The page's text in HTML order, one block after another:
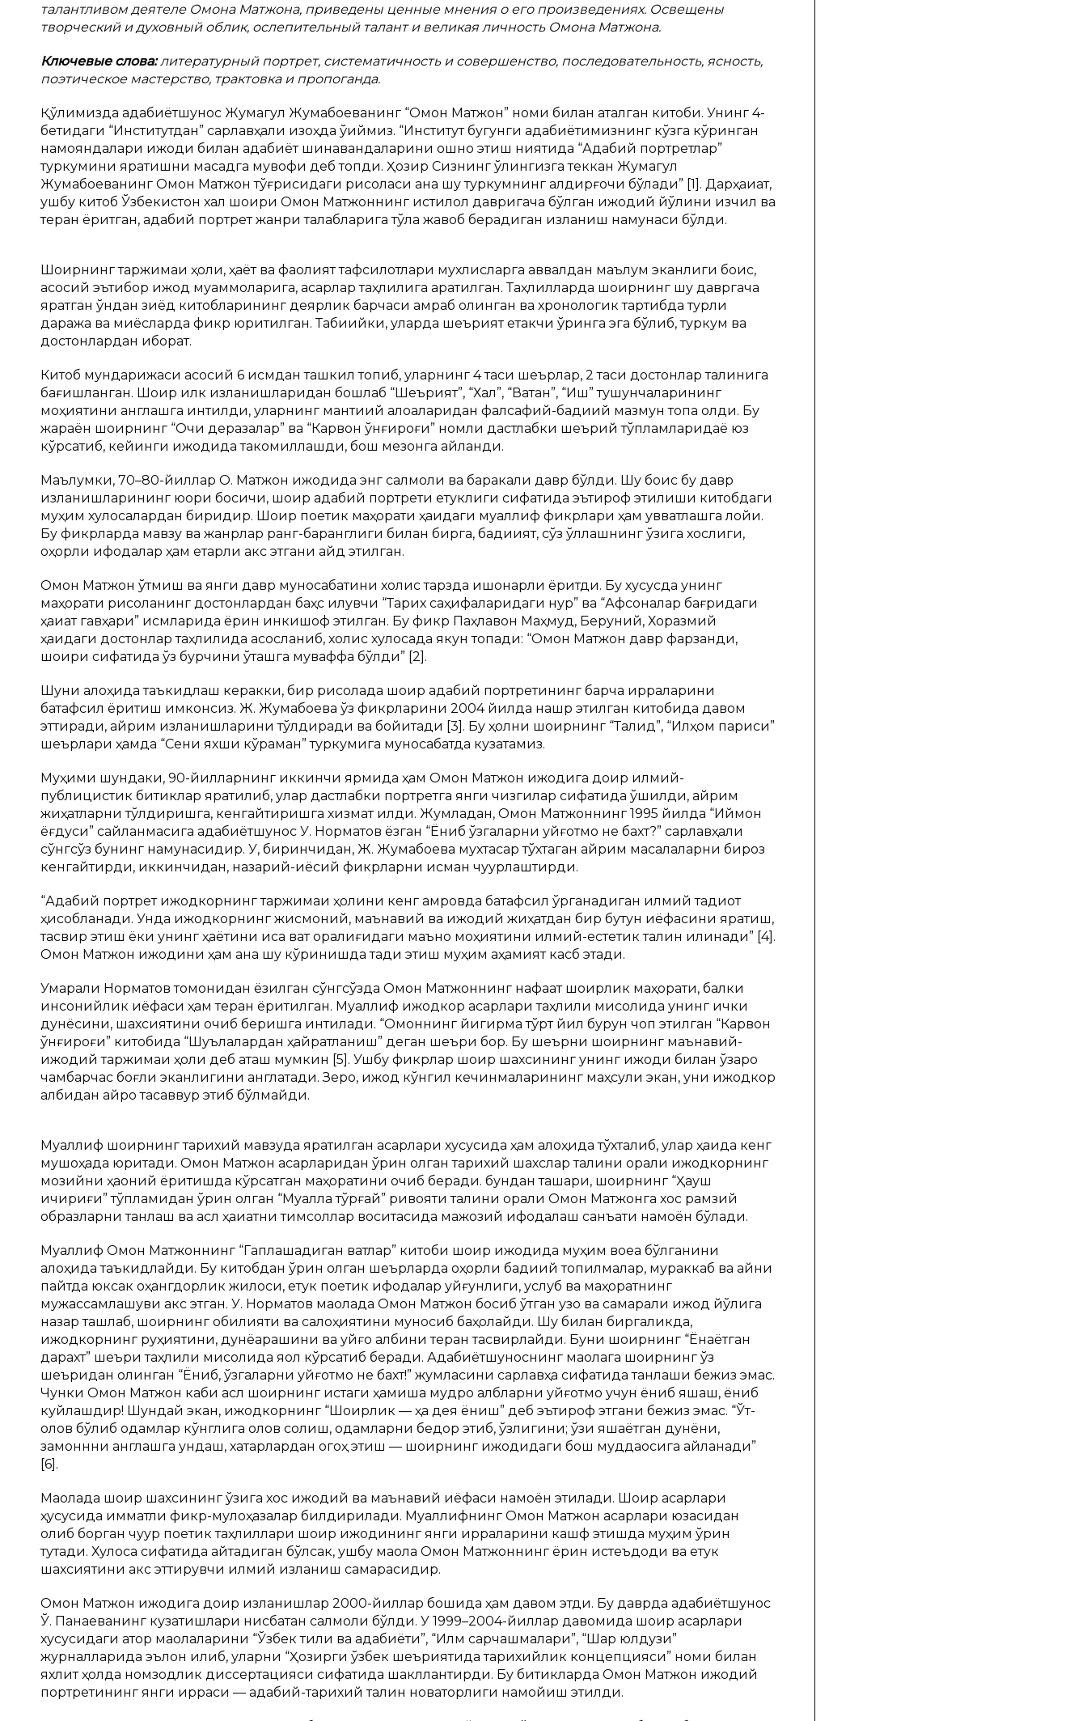
талантливом деятеле Омона Матжона, приведены ценные мнения о его произведениях. Освещены
творческий и духовный облик, ослепительный талант и великая личность Омона Матжона.
Ключевые слова:литературный портрет, систематичность и совершенство, последовательность, ясность,
поэтическое мастерство, трактовка и пропоганда.
Қўлимизда адабиётшунос Жумагул Жумабоеванинг “Омон Матжон” номи билан аталган китоби. Унинг 4-
бетидаги “Институтдан” сарлавҳали изоҳда ўқиймиз. “Институт бугунги адабиётимизнинг кўзга кўринган
намояндалари ижоди билан адабиёт шинавандаларини ошно этиш ниятида “Адабий портретлар”
туркумини яратишни мақсадга мувофиқ деб топди. Ҳозир Сизнинг қўлингизга теккан Жумагул
Жумабоеванинг Омон Матжон тўғрисидаги рисоласи ана шу туркумнинг қалдирғочи бўлади” [1]. Дарҳақиқат,
ушбу китоб Ўзбекистон халқ шоири Омон Матжоннинг истиқлол давригача бўлган ижодий йўлини изчил ва
теран ёритган, адабий портрет жанри талабларига тўла жавоб берадиган изланиш намунаси бўлди.
Шоирнинг таржимаи ҳоли, ҳаёт ва фаолият тафсилотлари мухлисларга аввалдан маълум эканлиги боис,
асосий эътибор ижод муаммоларига, асарлар таҳлилига қаратилган. Таҳлилларда шоирнинг шу давргача
яратган ўндан зиёд китобларининг деярлик барчаси қамраб олинган ва хронологик тартибда турли
даража ва миқёсларда фикр юритилган. Табиийки, уларда шеърият етакчи ўринга эга бўлиб, туркум ва
достонлардан иборат.
Китоб мундарижаси асосий 6 қисмдан ташкил топиб, уларнинг 4 таси шеърлар, 2 таси достонлар талқинига
бағишланган. Шоир илк изланишларидан бошлаб “Шеърият”, “Халқ”, “Ватан”, “Ишқ” тушунчаларининг
моҳиятини англашга интилди, уларнинг мантиқий алоқаларидан фалсафий-бадиий мазмун топа олди. Бу
жараён шоирнинг “Очиқ деразалар” ва “Карвон қўнғироғи” номли дастлабки шеърий тўпламларидаёқ юз
кўрсатиб, кейинги ижодида такомиллашди, бош мезонга айланди.
Маълумки, 70–80-йиллар О. Матжон ижодида энг салмоқли ва баракали давр бўлди. Шу боис бу давр
изланишларининг юқори босқичи, шоир адабий портрети етуклиги сифатида эътироф этилиши китобдаги
муҳим хулосалардан биридир. Шоир поетик маҳорати ҳақидаги муаллиф фикрлари ҳам қувватлашга лойиқ.
Бу фикрларда мавзу ва жанрлар ранг-баранглиги билан бирга, бадиият, сўз қўллашнинг ўзига хослиги,
оҳорли ифодалар ҳам етарли акс этгани қайд этилган.
Омон Матжон ўтмиш ва янги давр муносабатини холис тарзда ишонарли ёритди. Бу хусусда унинг
маҳорати рисоланинг достонлардан баҳс қилувчи “Тарих саҳифаларидаги нур” ва “Афсоналар бағридаги
ҳақиқат гавҳари” қисмларида ёрқин инкишоф этилган. Бу фикр Паҳлавон Маҳмуд, Беруний, Хоразмий
ҳақидаги достонлар таҳлилида асосланиб, холис хулосада якун топади: “Омон Матжон давр фарзанди,
шоири сифатида ўз бурчини ўташга муваффақ бўлди” [2].
Шуни алоҳида таъкидлаш керакки, бир рисолада шоир адабий портретининг барча қирраларини
батафсил ёритиш имконсиз. Ж. Жумабоева ўз фикрларини 2004 йилда нашр этилган китобида давом
эттиради, айрим изланишларини тўлдиради ва бойитади [3]. Бу ҳолни шоирнинг “Тақлид”, “Илҳом париси”
шеърлари ҳамда “Сени яхши кўраман” туркумига муносабатда кузатамиз.
Муҳими шундаки, 90-йилларнинг иккинчи ярмида ҳам Омон Матжон ижодига доир илмий-
публицистик битиклар яратилиб, улар дастлабки портретга янги чизгилар сифатида қўшилди, айрим
жиҳатларни тўлдиришга, кенгайтиришга хизмат қилди. Жумладан, Омон Матжоннинг 1995 йилда “Иймон
ёғдуси” сайланмасига адабиётшунос У. Норматов ёзган “Ёниб ўзгаларни уйғотмоқ не бахт?” сарлавҳали
сўнгсўз бунинг намунасидир. У, биринчидан, Ж. Жумабоева мухтасар тўхтаган айрим масалаларни бироз
кенгайтирди, иккинчидан, назарий-қиёсий фикрларни қисман чуқурлаштирди.
“Адабий портрет ижодкорнинг таржимаи ҳолини кенг қамровда батафсил ўрганадиган илмий тадқиқот
ҳисобланади. Унда ижодкорнинг жисмоний, маънавий ва ижодий жиҳатдан бир бутун қиёфасини яратиш,
тасвир этиш ёки унинг ҳаётини қисқа вақт оралиғидаги маъно моҳиятини илмий-естетик талқин қилинади” [4].
Омон Матжон ижодини ҳам ана шу кўринишда тадқиқ этиш муҳим аҳамият касб этади.
Умарали Норматов томонидан ёзилган сўнгсўзда Омон Матжоннинг нафақат шоирлик маҳорати, балки
инсонийлик қиёфаси ҳам теран ёритилган. Муаллиф ижодкор асарлари таҳлили мисолида унинг ички
дунёсини, шахсиятини очиб беришга интилади. “Омоннинг йигирма тўрт йил бурун чоп этилган “Карвон
қўнғироғи” китобида “Шуълалардан ҳайратланиш” деган шеъри бор. Бу шеърни шоирнинг маънавий-
ижодий таржимаи ҳоли деб аташ мумкин [5]. Ушбу фикрлар шоир шахсининг унинг ижоди билан ўзаро
чамбарчас боғлиқ эканлигини англатади. Зеро, ижод кўнгил кечинмаларининг маҳсули экан, уни ижодкор
қалбидан айро тасаввур этиб бўлмайди.
Муаллиф шоирнинг тарихий мавзуда яратилган асарлари хусусида ҳам алоҳида тўхталиб, улар ҳақида кенг
мушоҳада юритади. Омон Матжон асарларидан ўрин олган тарихий шахслар талқини орқали ижодкорнинг
мозийни ҳаққоний ёритишда кўрсатган маҳоратини очиб беради. бундан ташқари, шоирнинг “Ҳаққуш
қичқириғи” тўпламидан ўрин олган “Муаллақ тўрғай” ривояти талқини орқали Омон Матжонга хос рамзий
образларни танлаш ва асл ҳақиқатни тимсоллар воситасида мажозий ифодалаш санъати намоён бўлади.
Муаллиф Омон Матжоннинг “Гаплашадиган вақтлар” китоби шоир ижодида муҳим воқеа бўлганини
алоҳида таъкидлайди. Бу китобдан ўрин олган шеърларда оҳорли бадиий топилмалар, мураккаб ва айни
пайтда юксак оҳангдорлик жилоси, етук поетик ифодалар уйғунлиги, услуб ва маҳоратнинг
мужассамлашуви акс этган. У. Норматов мақолада Омон Матжон босиб ўтган узоқ ва самарали ижод йўлига
назар ташлаб, шоирнинг қобилияти ва салоҳиятини муносиб баҳолайди. Шу билан биргаликда,
ижодкорнинг руҳиятини, дунёқарашини ва уйғоқ қалбини теран тасвирлайди. Буни шоирнинг “Ёнаётган
дарахт” шеъри таҳлили мисолида яққол кўрсатиб беради. Адабиётшуноснинг мақолага шоирнинг ўз
шеъридан олинган “Ёниб, ўзгаларни уйғотмоқ не бахт!” жумласини сарлавҳа сифатида танлаши бежиз эмас.
Чунки Омон Матжон каби асл шоирнинг истаги ҳамиша мудроқ қалбларни уйғотмоқ учун ёниб яшаш, ёниб
куйлашдир! Шундай экан, ижодкорнинг “Шоирлик — ҳақ дея ёниш” деб эътироф этгани бежиз эмас. “Ўт-
олов бўлиб одамлар кўнглига олов солиш, одамларни бедор этиб, ўзлигини; ўзи яшаётган дунёни,
замоннни англашга ундаш, хатарлардан огоҳ этиш — шоирнинг ижодидаги бош муддаосига айланади”
[6].
Mақолада шоир шахсининг ўзига хос ижодий ва маънавий қиёфаси намоён этилади. Шоир асарлари
ҳусусида қимматли фикр-мулоҳазалар билдирилади. Муаллифнинг Омон Матжон асарлари юзасидан
олиб борган чуқур поетик таҳлиллари шоир ижодининг янги қирраларини кашф этишда муҳим ўрин
тутади. Хулоса сифатида айтадиган бўлсак, ушбу мақола Омон Матжоннинг ёрқин истеъдоди ва етук
шахсиятини акс эттирувчи илмий изланиш самарасидир.
Омон Матжон ижодига доир изланишлар 2000-йиллар бошида ҳам давом этди. Бу даврда адабиётшунос
Ў. Панаеванинг кузатишлари нисбатан салмоқли бўлди. У 1999–2004-йиллар давомида шоир асарлари
хусусидаги қатор мақолаларини “Ўзбек тили ва адабиёти”, “Илм сарчашмалари”, “Шарқ юлдузи”
журналларида эълон қилиб, уларни “Ҳозирги ўзбек шеъриятида тарихийлик концепцияси” номи билан
яхлит ҳолда номзодлик диссертацияси сифатида шакллантирди. Бу битикларда Омон Матжон ижодий
портретининг янги қирраси — адабий-тарихий талқин новаторлиги намойиш этилди.